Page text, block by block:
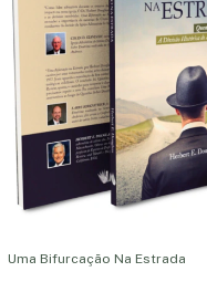
Uma Bifurcação Na Estrada